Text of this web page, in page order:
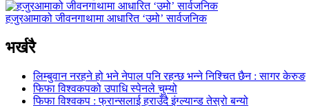
हजुरआमाको जीवनगाथामा आधारित ‘उमो’ सार्वजनिक
भर्खरै
लिम्बुवान नरहने हो भने नेपाल पनि रहन्छ भन्ने निश्चित छैन : सागर केरुङ
फिफा विश्वकपको उपाधि स्पेनले चुम्यो
फिफा विश्वकप : फ्रान्सलाई हराउँदै इंग्ल्यान्ड तेस्रो बन्यो